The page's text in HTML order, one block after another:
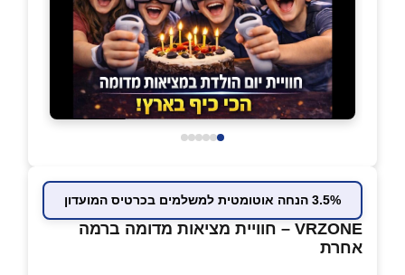
3.5% הנחה אוטומטית למשלמים בכרטיס המועדון
VRZONE – חוויית מציאות מדומה ברמה
אחרת